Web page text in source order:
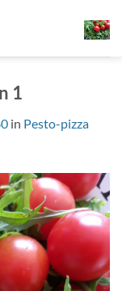
1
in Pesto-pizza